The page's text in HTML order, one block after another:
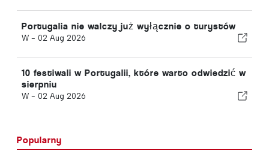
Portugalia nie walczy już wyłącznie o turystów
W - 02 Aug 2026
10 festiwali w Portugalii, które warto odwiedzić w
sierpniu
W - 02 Aug 2026
Popularny